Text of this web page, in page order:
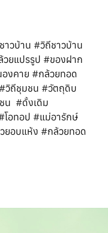
วบ้าน #วิถีชาวบ้าน
ยแปรรูป #ของฝาก
งคาย #กล้วยทอด
วิถีชุมชน #วัตถุดิบ
น #ดั้งเดิม
อทอป #แม่อารักษ์
ยอบแห้ง #กล้วยทอด